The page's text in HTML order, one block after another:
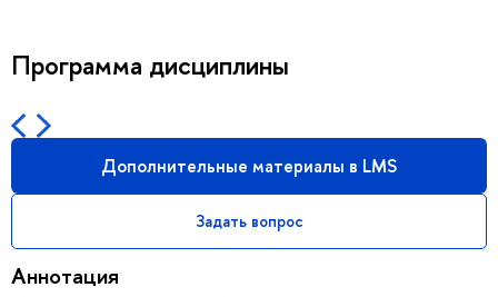
Программа дисциплины
Дополнительные материалы в LMS
Задать вопрос
Аннотация